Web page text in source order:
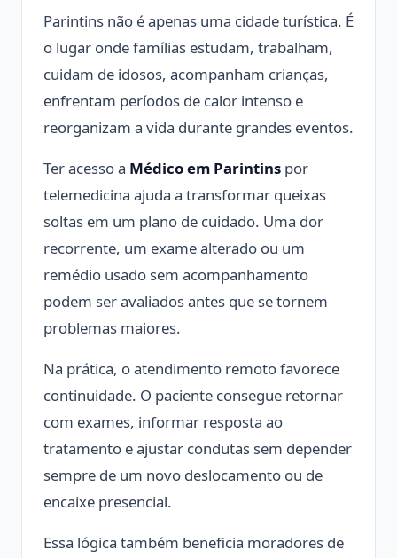
Parintins não é apenas uma cidade turística. É
o lugar onde famílias estudam, trabalham,
cuidam de idosos, acompanham crianças,
enfrentam períodos de calor intenso e
reorganizam a vida durante grandes eventos.
Ter acesso a Médico em Parintins por
telemedicina ajuda a transformar queixas
soltas em um plano de cuidado. Uma dor
recorrente, um exame alterado ou um
remédio usado sem acompanhamento
podem ser avaliados antes que se tornem
problemas maiores.
Na prática, o atendimento remoto favorece
continuidade. O paciente consegue retornar
com exames, informar resposta ao
tratamento e ajustar condutas sem depender
sempre de um novo deslocamento ou de
encaixe presencial.
Essa lógica também beneficia moradores de